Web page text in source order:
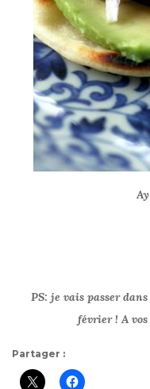
PS: je vais passer
février ! A
Partager :